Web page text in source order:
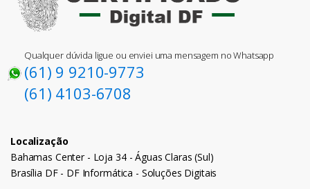
Qualquer dúvida ligue ou enviei uma mensagem no Whatsapp
(61) 9 9210-9773
(61) 4103-6708
Localização
Bahamas Center - Loja 34 - Águas Claras (Sul)
Brasília DF - DF Informática - Soluções Digitais